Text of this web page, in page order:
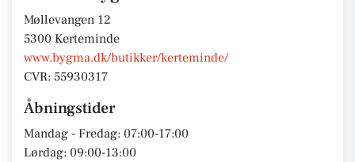
Møllevangen 12
5300 Kerteminde
www.bygma.dk/butikker/kerteminde/
CVR: 55930317
Åbningstider
Mandag - Fredag: 07:00-17:00
Lørdag: 09:00-13:00